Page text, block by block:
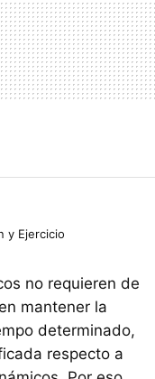
y Ejercicio
no requieren de
mantener la
determinado,
respecto a